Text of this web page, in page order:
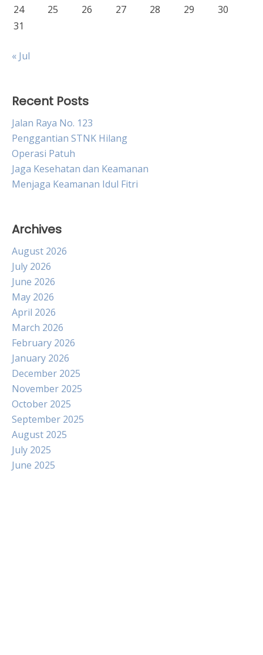
24
25 26 27 28 29
30
31
« Jul
Recent Posts
Jalan Raya No. 123
Penggantian STNK Hilang
Operasi Patuh
Jaga Kesehatan dan Keamanan
Menjaga Keamanan Idul Fitri
Archives
August 2026
July 2026
June 2026
May 2026
April 2026
March 2026
February 2026
January 2026
December 2025
November 2025
October 2025
September 2025
August 2025
July 2025
June 2025